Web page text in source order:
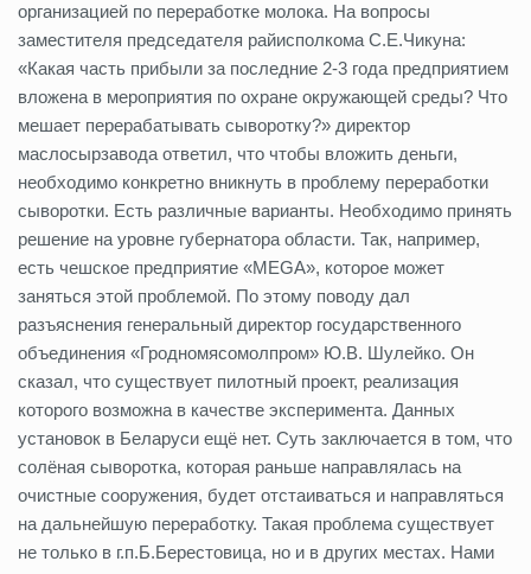
организацией по переработке молока. На вопросы
заместителя председателя райисполкома С.Е.Чикуна:
«Какая часть прибыли за последние 2-3 года предприятием
вложена в мероприятия по охране окружающей среды? Что
мешает перерабатывать сыворотку?» директор
маслосырзавода ответил, что чтобы вложить деньги,
необходимо конкретно вникнуть в проблему переработки
сыворотки. Есть различные варианты. Необходимо принять
решение на уровне губернатора области. Так, например,
есть чешское предприятие «MEGA», которое может
заняться этой проблемой. По этому поводу дал
разъяснения генеральный директор государственного
объединения «Гродномясомолпром» Ю.В. Шулейко. Он
сказал, что существует пилотный проект, реализация
которого возможна в качестве эксперимента. Данных
установок в Беларуси ещё нет. Суть заключается в том, что
солёная сыворотка, которая раньше направлялась на
очистные сооружения, будет отстаиваться и направляться
на дальнейшую переработку. Такая проблема существует
не только в г.п.Б.Берестовица, но и в других местах. Нами